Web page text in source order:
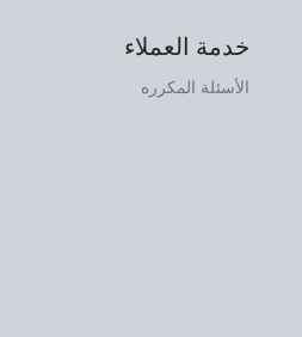
خدمة العملاء
الأسئلة المكرره